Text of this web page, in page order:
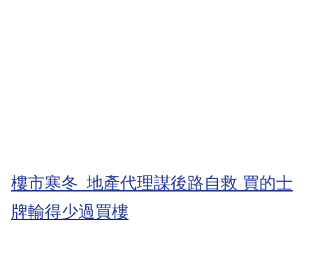
樓市寒冬 地產代理謀後路自救 買的士
牌輸得少過買樓